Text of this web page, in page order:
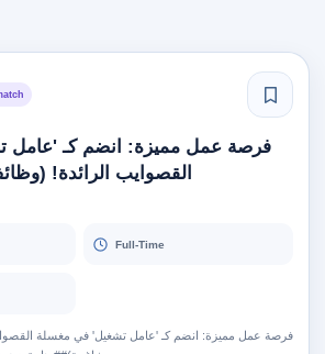
فرصة عمل مميزة: انضم كـ 'عامل
القصوايب الرائدة!
Full-Time
فرصة عمل مميزة: انضم كـ 'عامل تشغيل' في مغسلة